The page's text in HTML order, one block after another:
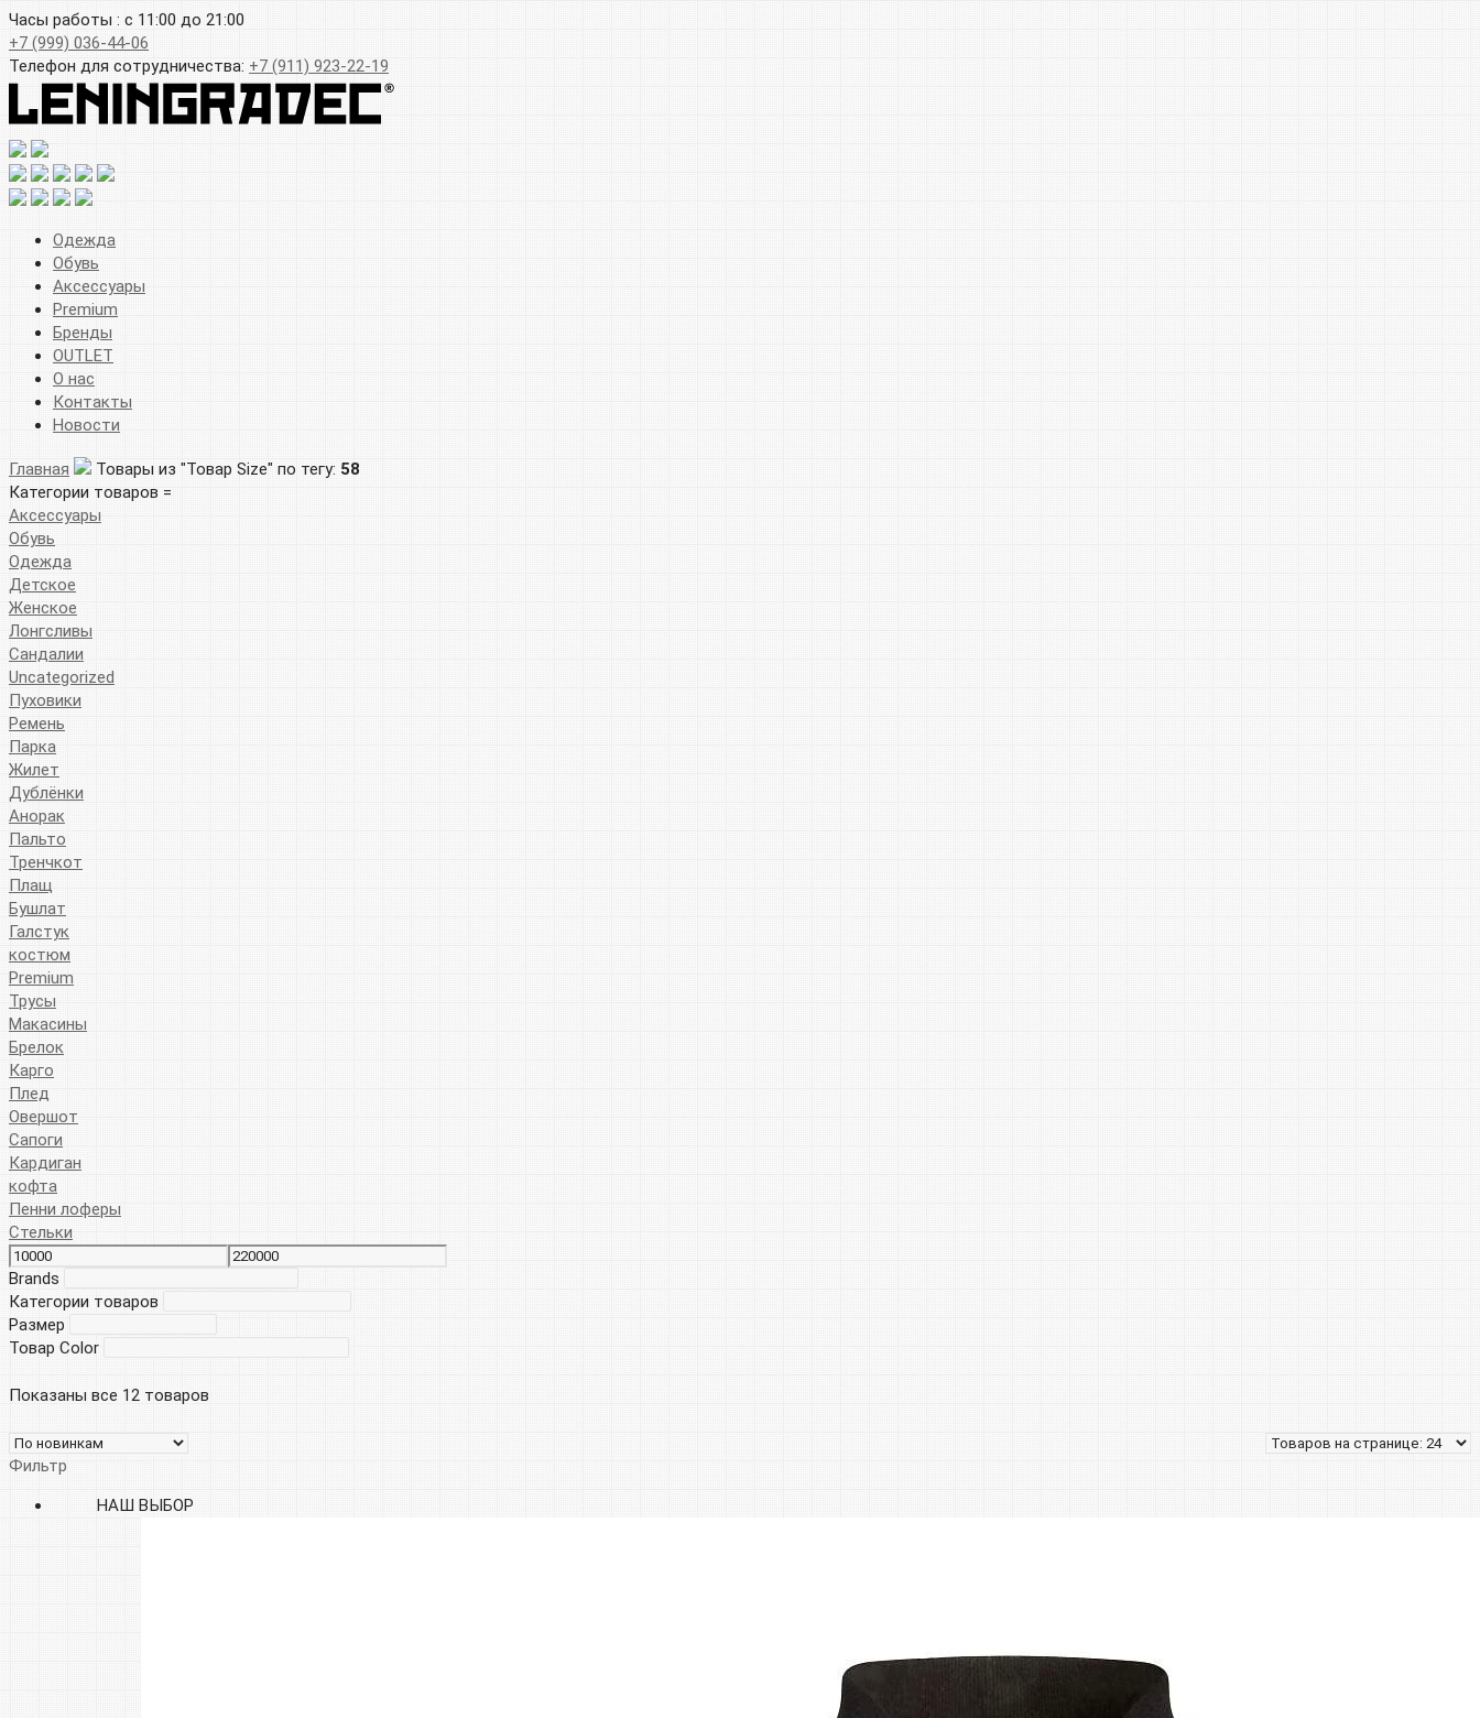
Часы работы : с 11:00 до 21:00
+7 (999) 036-44-06
Телефон для сотрудничества: +7 (911) 923-22-19
Одежда
Обувь
Аксессуары
Premium
Бренды
OUTLET
О нас
Контакты
Новости
Главная Товары из "Товар Size" по тегу: 58
Категории товаров =
Аксессуары
Обувь
Одежда
Детское
Женское
Лонгсливы
Сандалии
Uncategorized
Пуховики
Ремень
Парка
Жилет
Дублёнки
Анорак
Пальто
Тренчкот
Плащ
Бушлат
Галстук
костюм
Premium
Трусы
Макасины
Брелок
Карго
Плед
Овершот
Сапоги
Кардиган
кофта
Пенни лоферы
Стельки
Brands
Категории товаров
Размер
Товар Color
Показаны все 12 товаров
Фильтр
НАШ ВЫБОР